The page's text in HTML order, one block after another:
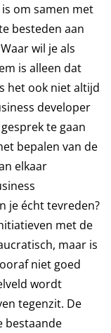
om samen met
besteden aan
wil je als
is alleen dat
het ook niet altijd
developer
te gaan
bepalen van de
elkaar
je écht tevreden?
met de
maar is
niet goed
wordt
tegenzit. De
bestaande